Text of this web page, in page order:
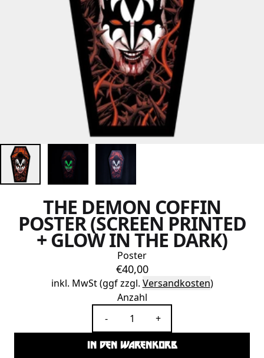
THE DEMON COFFIN
POSTER (SCREEN PRINTED
+ GLOW IN THE DARK)
Poster
€40,00
inkl. MwSt (ggf zzgl. Versandkosten)
Anzahl
-
+
IN DEN WARENKORB